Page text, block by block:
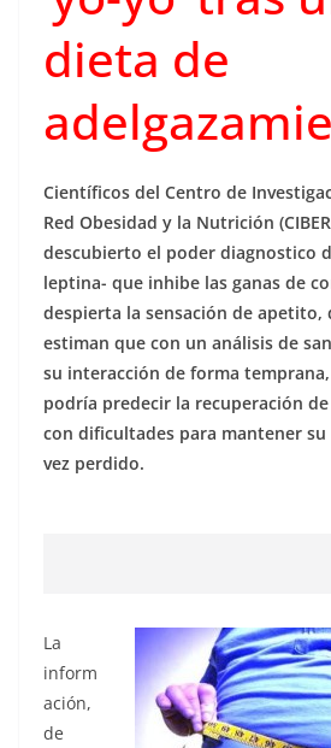
dieta de
Científicos del Centro de
Red Obesidad y la Nutrición
descubierto el poder diagnostico
leptina- que inhibe las ganas de
despierta la sensación de apetito,
estiman que con un análisis de
su interacción de forma
podría predecir la recuperación
con dificultades para mantener
vez perdido.
La
inform
ación,
de